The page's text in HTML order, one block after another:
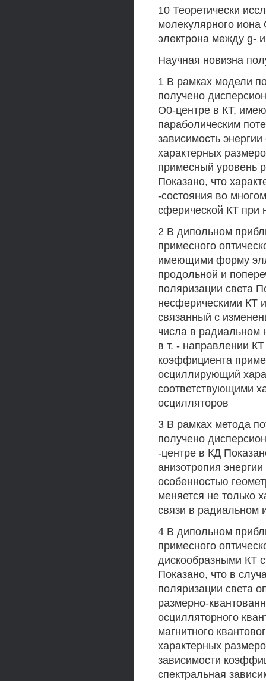
10 Теоретически
молекулярного
электрона между g-
Научная новизна
1 В рамках модели
получено
О0-центре в КТ,
параболическим
зависимость
характерных
примесный уровень
Показано, что
-состояния во
сферической КТ при
2 В дипольном
примесного
имеющими форму
продольной и
поляризации света
несферическими КТ
связанный с
числа в радиальном
в т. - направлении
коэффициента
осциллирующий
соответствующими
осцилляторов
3 В рамках метода
получено
-центре в КД
анизотропия
особенностью
меняется не только
связи в радиальном
4 В дипольном
примесного
дискообразными КТ
Показано, что в
поляризации света
размерно-
осцилляторного
магнитного
характерных
зависимости
спектральная